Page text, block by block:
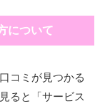
について
コミが見つかる
ると「サービス